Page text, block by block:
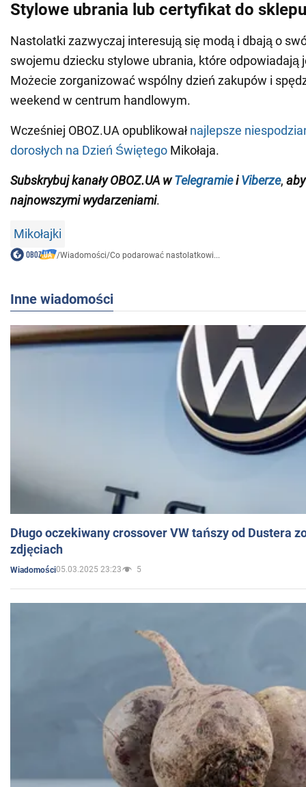
Stylowe ubrania lub certyfikat do sklepu
Nastolatki zazwyczaj interesują się modą i dbają o
swojemu dziecku stylowe ubrania, które odpowiadają
Możecie zorganizować wspólny dzień zakupów i
weekend w centrum handlowym.
Wcześniej OBOZ.UA opublikował najlepsze
dorosłych na Dzień Świętego Mikołaja.
Subskrybuj kanały OBOZ.UA wTelegramieiViberze,
najnowszymi wydarzeniami.
Mikołajki
/Wiadomości/Co podarować nastolatkowi...
Inne wiadomości
Długo oczekiwany crossover VW tańszy od Dustera
zdjęciach
Wiadomości05.03.2025 23:23 5